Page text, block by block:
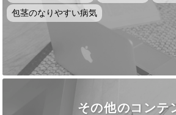
包茎のなりやすい病気
その他のコンテ